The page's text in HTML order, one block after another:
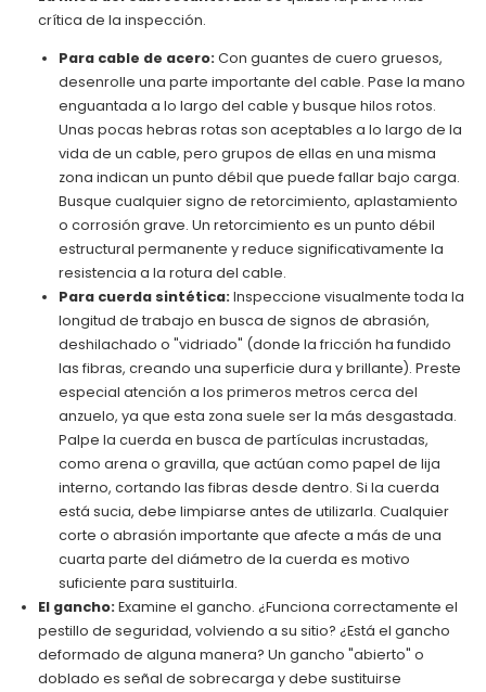
crítica de la inspección.
Para cable de acero: Con guantes de cuero gruesos,
desenrolle una parte importante del cable. Pase la mano
enguantada a lo largo del cable y busque hilos rotos.
Unas pocas hebras rotas son aceptables a lo largo de la
vida de un cable, pero grupos de ellas en una misma
zona indican un punto débil que puede fallar bajo carga.
Busque cualquier signo de retorcimiento, aplastamiento
o corrosión grave. Un retorcimiento es un punto débil
estructural permanente y reduce significativamente la
resistencia a la rotura del cable.
Para cuerda sintética: Inspeccione visualmente toda la
longitud de trabajo en busca de signos de abrasión,
deshilachado o "vidriado" (donde la fricción ha fundido
las fibras, creando una superficie dura y brillante). Preste
especial atención a los primeros metros cerca del
anzuelo, ya que esta zona suele ser la más desgastada.
Palpe la cuerda en busca de partículas incrustadas,
como arena o gravilla, que actúan como papel de lija
interno, cortando las fibras desde dentro. Si la cuerda
está sucia, debe limpiarse antes de utilizarla. Cualquier
corte o abrasión importante que afecte a más de una
cuarta parte del diámetro de la cuerda es motivo
suficiente para sustituirla.
El gancho: Examine el gancho. ¿Funciona correctamente el
pestillo de seguridad, volviendo a su sitio? ¿Está el gancho
deformado de alguna manera? Un gancho "abierto" o
doblado es señal de sobrecarga y debe sustituirse